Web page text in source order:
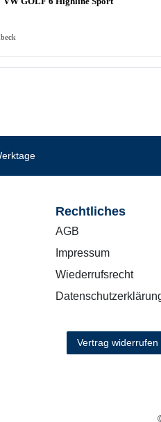
Rechtliches
AGB
Impressum
Wiederrufsrecht
Vertrag widerrufen